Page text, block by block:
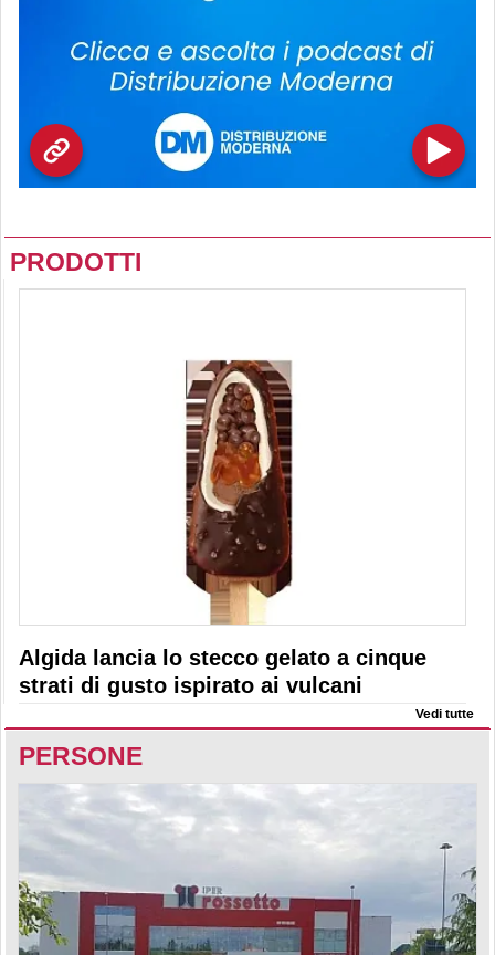
PRODOTTI
Algida lancia lo stecco gelato a cinque
strati di gusto ispirato ai vulcani
Vedi tutte
PERSONE